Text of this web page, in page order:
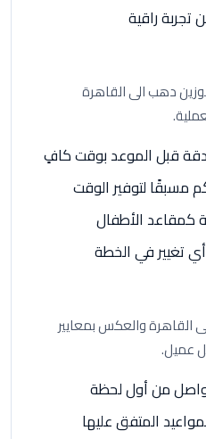
تجربة راقية
دهب الى القاهرة
قبل الموعد بوقت كافٍ
مسبقًا لتوفير الوقت
كمقاعد الأطفال
تغيير في الخطة
القاهرة والعكس بمعايير
عميل.
من أول لحظة
المتفق عليها